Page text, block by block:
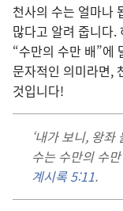
천사의 수는 얼마나
많다고 알려 줍니다.
“수만의 수만 배”에
문자적인 의미라면,
것입니다!
‘내가 보니, 왕
수는 수만의 수
계시록 5:11.